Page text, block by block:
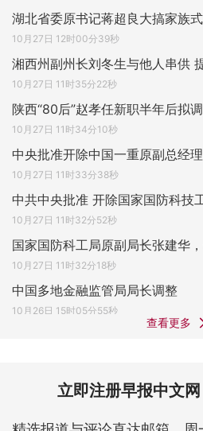
湖北省委原书记蒋超良大搞家族
10月27日 12时00分39秒
湘西州副州长刘冬生与他人串供
10月27日 11时35分22秒
陕西“80后”赵孝任新职半年后拟
10月27日 11时34分10秒
中央批准开除中国一重原副总经
10月27日 11时33分38秒
中共中央批准 开除国家国防科技
10月27日 11时32分52秒
国家国防科工局原副局长张建华
10月27日 11时32分18秒
中国多地金融监管局局长调整
10月26日 15时05分55秒
查看更多
立即注册早报中文